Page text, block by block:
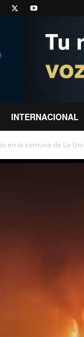
INTERNACIONAL
en la comuna de La